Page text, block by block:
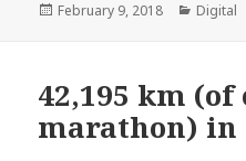
Posted
February 9, 2018 Digital
42,195 km (of
marathon) in